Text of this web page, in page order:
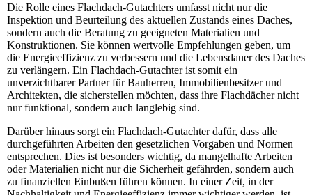
Die Rolle eines Flachdach-Gutachters umfasst nicht nur die
Inspektion und Beurteilung des aktuellen Zustands eines Daches,
sondern auch die Beratung zu geeigneten Materialien und
Konstruktionen. Sie können wertvolle Empfehlungen geben, um
die Energieeffizienz zu verbessern und die Lebensdauer des Daches
zu verlängern. Ein Flachdach-Gutachter ist somit ein
unverzichtbarer Partner für Bauherren, Immobilienbesitzer und
Architekten, die sicherstellen möchten, dass ihre Flachdächer nicht
nur funktional, sondern auch langlebig sind.
Darüber hinaus sorgt ein Flachdach-Gutachter dafür, dass alle
durchgeführten Arbeiten den gesetzlichen Vorgaben und Normen
entsprechen. Dies ist besonders wichtig, da mangelhafte Arbeiten
oder Materialien nicht nur die Sicherheit gefährden, sondern auch
zu finanziellen Einbußen führen können. In einer Zeit, in der